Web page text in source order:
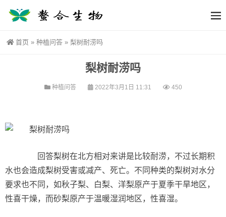
首页 » 种植问答 » 梨树耐涝吗
梨树耐涝吗
种植问答 2022年3月1日 11:31 450
回答梨树在北方相对来讲是比较耐涝，不过长期积
水也会造成梨树受害或减产、死亡。不同种类的梨树对水分
要求也不同，如秋子梨、白梨、洋梨原产于夏季干旱地区，
性喜干燥，而砂梨原产于温暖湿润地区，性喜湿。